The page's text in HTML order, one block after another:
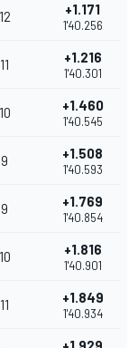
12 +1.171
1'40.256
11 +1.216
1'40.301
10 +1.460
1'40.545
9 +1.508
1'40.593
9 +1.769
1'40.854
10 +1.816
1'40.901
11 +1.849
1'40.934